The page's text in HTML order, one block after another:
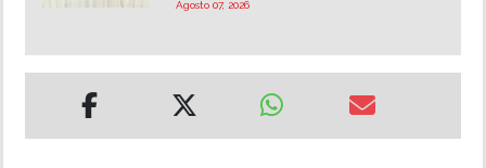
Agosto 07, 2026